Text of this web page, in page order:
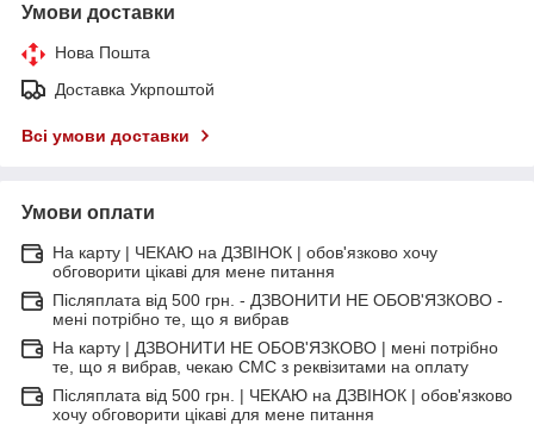
Умови доставки
Нова Пошта
Доставка Укрпоштой
Всі умови доставки
Умови оплати
На карту | ЧЕКАЮ на ДЗВІНОК | обов'язково хочу
обговорити цікаві для мене питання
Післяплата від 500 грн. - ДЗВОНИТИ НЕ ОБОВ'ЯЗКОВО -
мені потрібно те, що я вибрав
На карту | ДЗВОНИТИ НЕ ОБОВ'ЯЗКОВО | мені потрібно
те, що я вибрав, чекаю СМС з реквізитами на оплату
Післяплата від 500 грн. | ЧЕКАЮ на ДЗВІНОК | обов'язково
хочу обговорити цікаві для мене питання